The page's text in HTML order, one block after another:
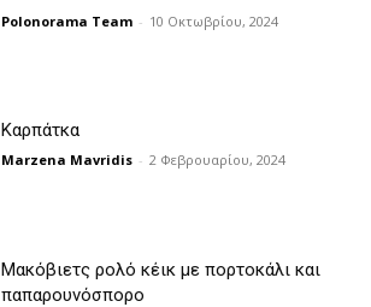
Polonorama Team - 10 Οκτωβρίου, 2024
Καρπάτκα
Marzena Mavridis - 2 Φεβρουαρίου, 2024
Μακόβιετς ρολό κέικ με πορτοκάλι και
παπαρουνόσπορο